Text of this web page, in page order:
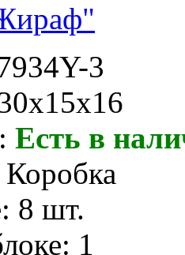
3
Есть в
Коробка
8 шт.
1